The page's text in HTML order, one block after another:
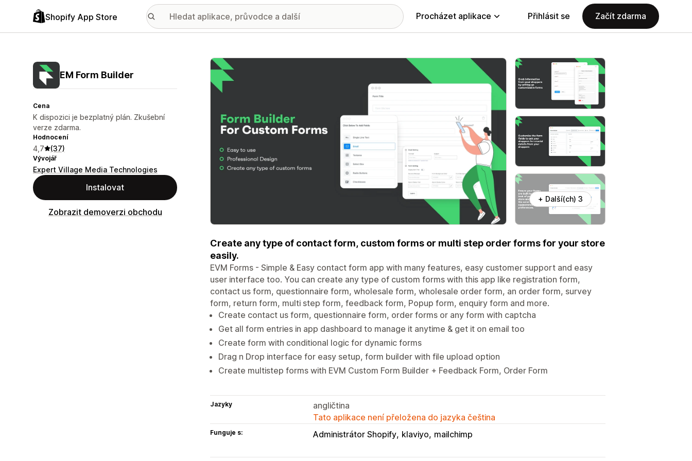
Shopify App Store Procházet aplikace Přihlásit se Začít zdarma
EM Form Builder
Cena
K dispozici je bezplatný plán. Zkušební
verze zdarma.
Hodnocení
4,7 (37)
Vývojář
Expert Village Media Technologies
Instalovat
Zobrazit demoverzi obchodu
Galerie propagovaných obrázků
+ Další(ch) 3
Create any type of contact form, custom forms or multi step order forms for your store
easily.
EVM Forms - Simple & Easy contact form app with many features, easy customer support and easy
user interface too. You can create any type of custom forms with this app like registration form,
contact us form, questionnaire form, wholesale form, wholesale order form, an order form, survey
form, return form, multi step form, feedback form, Popup form, enquiry form and more.
Create contact us form, questionnaire form, order forms or any form with captcha
Get all form entries in app dashboard to manage it anytime & get it on email too
Create form with conditional logic for dynamic forms
Drag n Drop interface for easy setup, form builder with file upload option
Create multistep forms with EVM Custom Form Builder + Feedback Form, Order Form
Jazyky
angličtina
Tato aplikace není přeložena do jazyka čeština
Funguje s: Administrátor Shopify klaviyo mailchimp